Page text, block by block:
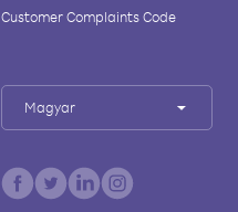
Customer Complaints Code
Magyar